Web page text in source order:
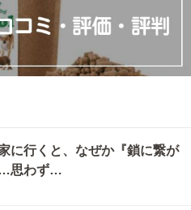
に行くと、なぜか『鎖に繋が
…思わず…